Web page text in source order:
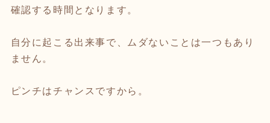
確認する時間となります。
自分に起こる出来事で、ムダないことは一つもあり
ません。
ピンチはチャンスですから。